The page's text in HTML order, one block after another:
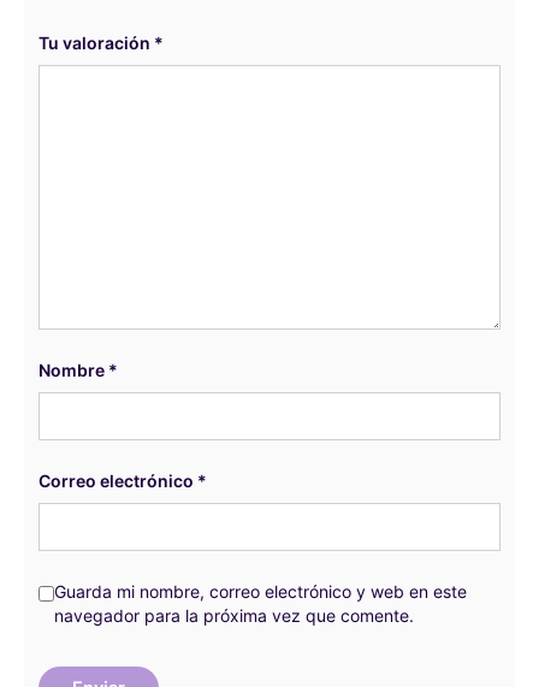
Tu valoración *
Nombre *
Correo electrónico *
Guarda mi nombre, correo electrónico y web en este
navegador para la próxima vez que comente.